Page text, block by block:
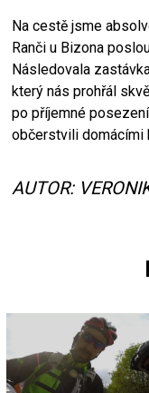
Na cestě jsme
Ranči u Bizona
Následovala
který nás prohřál
po příjemné
občerstvili domácími
AUTOR: